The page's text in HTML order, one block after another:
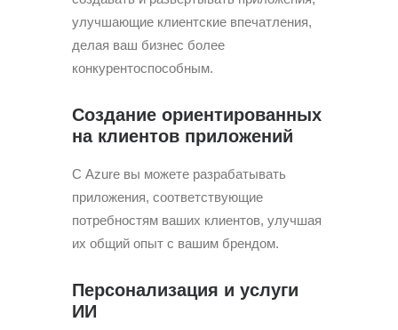
улучшающие клиентские впечатления,
делая ваш бизнес более
конкурентоспособным.
Создание ориентированных
на клиентов приложений
С Azure вы можете разрабатывать
приложения, соответствующие
потребностям ваших клиентов, улучшая
их общий опыт с вашим брендом.
Персонализация и услуги
ИИ